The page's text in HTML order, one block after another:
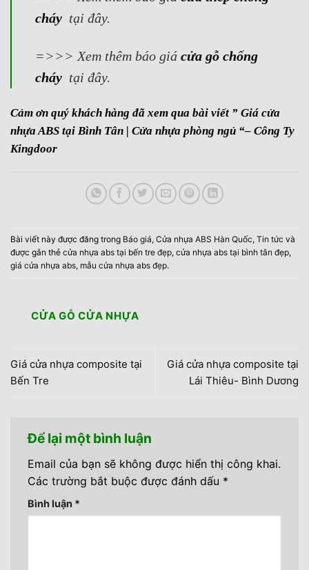
cháytại đây.
=>>> Xem thêm báo giá cửa gỗ chống
cháytại đây.
Cảm ơn quý khách hàng đã xem qua bài viết ” Giá cửa
nhựa ABS tại Bình Tân | Cửa nhựa phòng ngủ “– Công Ty
Kingdoor
Bài viết này được đăng trong Báo giá, Cửa nhựa ABS Hàn Quốc, Tin tức và
được gắn thẻ cửa nhựa abs tại bến tre đẹp, cửa nhựa abs tại bình tân đẹp,
giá cửa nhựa abs, mẫu cửa nhựa abs đẹp.
CỬA GỖ CỬA NHỰA
Giá cửa nhựa composite tại
Bến Tre
Giá cửa nhựa composite tại
Lái Thiêu- Bình Dương
Để lại một bình luận
Email của bạn sẽ không được hiển thị công khai.
Các trường bắt buộc được đánh dấu *
Bình luận *